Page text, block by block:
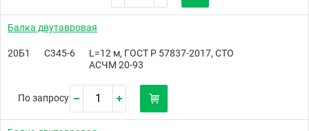
Балка двутавровая
20Б1 С345-6
L=12 м, ГОСТ Р 57837-2017, СТО
АСЧМ 20-93
По запросу